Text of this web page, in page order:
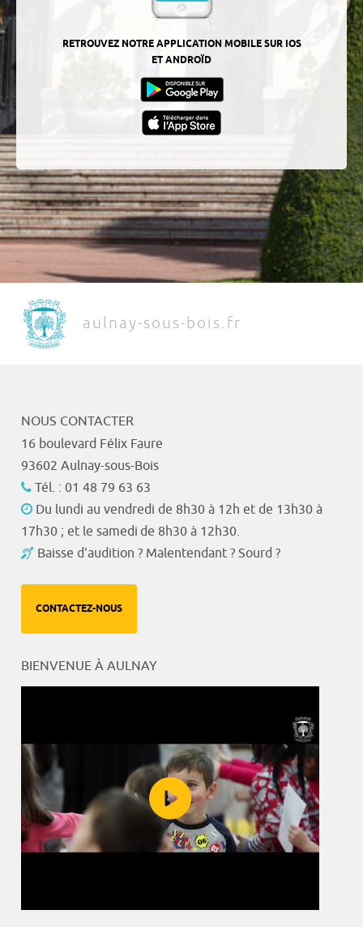
RETROUVEZ NOTRE APPLICATION MOBILE SUR IOS
ET ANDROÏD
aulnay-sous-bois.fr
NOUS CONTACTER
16 boulevard Félix Faure
93602 Aulnay-sous-Bois
Tél. : 01 48 79 63 63
Du lundi au vendredi de 8h30 à 12h et de 13h30 à
17h30 ; et le samedi de 8h30 à 12h30.
Baisse d'audition ? Malentendant ? Sourd ?
CONTACTEZ-NOUS
BIENVENUE À AULNAY